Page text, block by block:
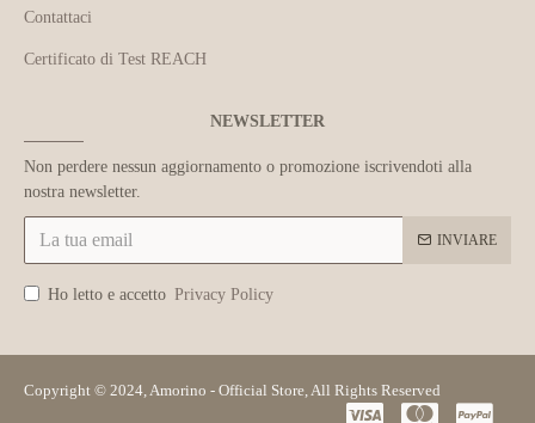
Contattaci
Certificato di Test REACH
NEWSLETTER
Non perdere nessun aggiornamento o promozione iscrivendoti alla
nostra newsletter.
INVIARE
Ho letto e accetto Privacy Policy
Copyright © 2024, Amorino - Official Store, All Rights Reserved